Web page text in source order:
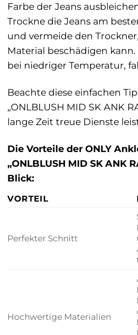
Farbe der Jeans
Trockne die Jeans am
und vermeide den
Material beschädigen
bei niedriger Temperatur,
Beachte diese einfachen
„ONLBLUSH MID SK ANK
lange Zeit treue Dienste
Die Vorteile der ONLY
„ONLBLUSH MID SK ANK
Blick:
VORTEIL
Perfekter Schnitt
Hochwertige Materialien